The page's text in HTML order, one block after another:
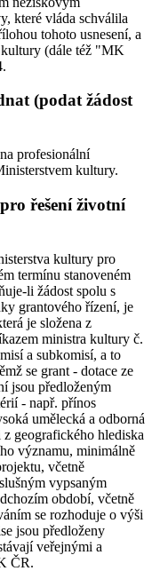
které vláda schválila
tohoto usnesení, a
kultury (dále též "MK
(podat žádost
profesionální
kultury.
řešení životní
kultury pro
termínu stanoveném
li žádost spolu s
grantového řízení, je
je složena z
ministra kultury č.
a subkomisí, a to
se grant - dotace ze
jsou předloženým
- např. přínos
umělecká a odborná
geografického hlediska
významu, minimálně
včetně
vypsaným
období, včetně
se rozhoduje o výši
jsou předloženy
veřejnými a
ČR.